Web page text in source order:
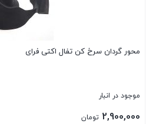
محور گردان سرخ کن تفال اکتی فرای
موجود در انبار
2,900,000 تومان